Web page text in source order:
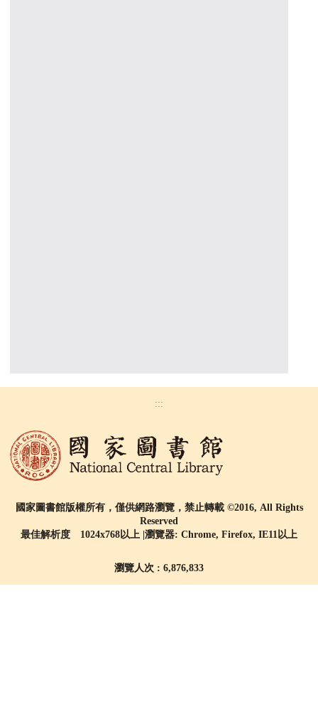
:::
國家圖書館版權所有，僅供網路瀏覽，禁止轉載 ©2016, All Rights
Reserved
最佳解析度 1024x768以上 |瀏覽器: Chrome, Firefox, IE11以上
瀏覽人次 : 6,876,833